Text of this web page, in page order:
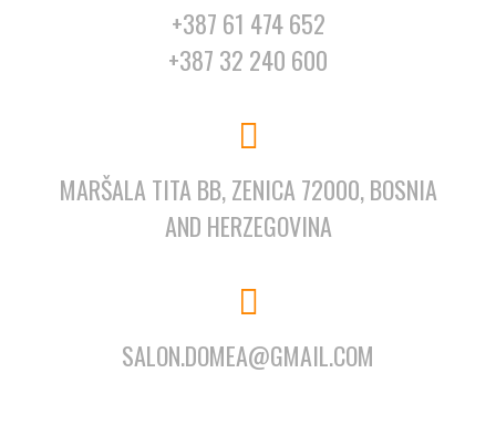
+387 61 474 652
+387 32 240 600
MARŠALA TITA BB, ZENICA 72000, BOSNIA
AND HERZEGOVINA
SALON.DOMEA@GMAIL.COM